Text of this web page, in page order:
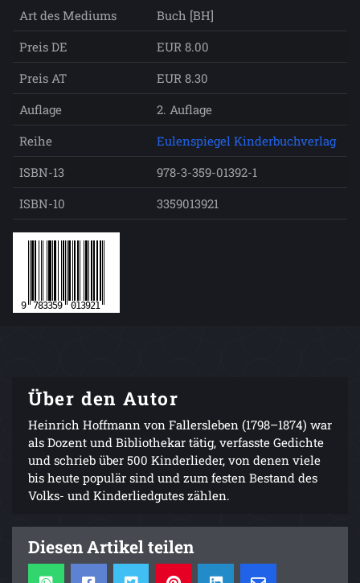
Art des Mediums
Buch [BH]
Preis DE
EUR 8.00
Preis AT
EUR 8.30
Auflage
2. Auflage
Reihe
Eulenspiegel Kinderbuchverlag
ISBN-13
978-3-359-01392-1
ISBN-10
3359013921
Über den Autor
Heinrich Hoffmann von Fallersleben (1798–1874) war
als Dozent und Bibliothekar tätig, verfasste Gedichte
und schrieb über 500 Kinderlieder, von denen viele
bis heute populär sind und zum festen Bestand des
Volks- und Kinderliedgutes zählen.
Diesen Artikel teilen